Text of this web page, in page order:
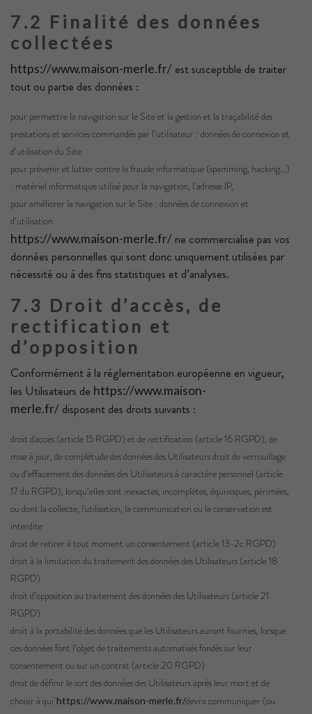
7.2 Finalité des données
collectées
https://www.maison-merle.fr/ est susceptible de traiter
tout ou partie des données :
pour permettre la navigation sur le Site et la gestion et la traçabilité des
prestations et services commandés par l’utilisateur : données de connexion et
d’utilisation du Site
pour prévenir et lutter contre la fraude informatique (spamming, hacking…)
: matériel informatique utilisé pour la navigation, l’adresse IP,
pour améliorer la navigation sur le Site : données de connexion et
d’utilisation
https://www.maison-merle.fr/ ne commercialise pas vos
données personnelles qui sont donc uniquement utilisées par
nécessité ou à des fins statistiques et d’analyses.
7.3 Droit d’accès, de
rectification et
d’opposition
Conformément à la réglementation européenne en vigueur,
les Utilisateurs de https://www.maison-
merle.fr/ disposent des droits suivants :
droit d'accès (article 15 RGPD) et de rectification (article 16 RGPD), de
mise à jour, de complétude des données des Utilisateurs droit de verrouillage
ou d’effacement des données des Utilisateurs à caractère personnel (article
17 du RGPD), lorsqu’elles sont inexactes, incomplètes, équivoques, périmées,
ou dont la collecte, l'utilisation, la communication ou la conservation est
interdite
droit de retirer à tout moment un consentement (article 13-2c RGPD)
droit à la limitation du traitement des données des Utilisateurs (article 18
RGPD)
droit d’opposition au traitement des données des Utilisateurs (article 21
RGPD)
droit à la portabilité des données que les Utilisateurs auront fournies, lorsque
ces données font l’objet de traitements automatisés fondés sur leur
consentement ou sur un contrat (article 20 RGPD)
droit de définir le sort des données des Utilisateurs après leur mort et de
choisir à quihttps://www.maison-merle.fr/devra communiquer (ou